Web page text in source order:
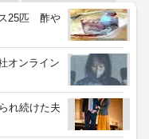
ス25匹 酢や
オンライン
れ続けた夫